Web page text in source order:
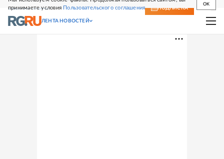
принимаете условия Пользовательского соглашения
OK
СВЕЖИЙ НОМЕР ПОДПИСКА
ЛЕНТА НОВОСТЕЙ